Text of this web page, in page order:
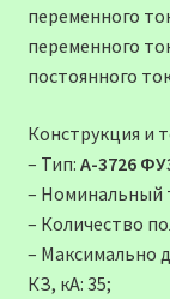
переменного
переменного
постоянного
Конструкция и
– Тип: А-3726
– Номинальный
– Количество
– Максимально
КЗ, кА: 35;